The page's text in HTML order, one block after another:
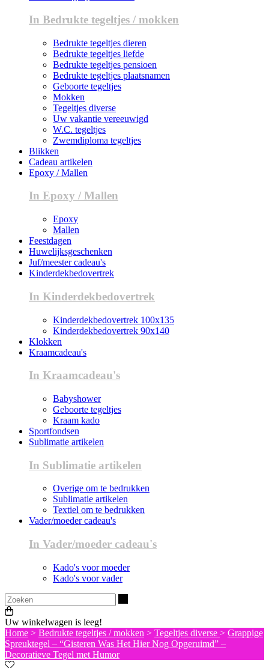
In Bedrukte tegeltjes / mokken
Bedrukte tegeltjes dieren
Bedrukte tegeltjes liefde
Bedrukte tegeltjes pensioen
Bedrukte tegeltjes plaatsnamen
Geboorte tegeltjes
Mokken
Tegeltjes diverse
Uw vakantie vereeuwigd
W.C. tegeltjes
Zwemdiploma tegeltjes
Blikken
Cadeau artikelen
Epoxy / Mallen
In Epoxy / Mallen
Epoxy
Mallen
Feestdagen
Huwelijksgeschenken
Juf/meester cadeau's
Kinderdekbedovertrek
In Kinderdekbedovertrek
Kinderdekbedovertrek 100x135
Kinderdekbedovertrek 90x140
Klokken
Kraamcadeau's
In Kraamcadeau's
Babyshower
Geboorte tegeltjes
Kraam kado
Sportfondsen
Sublimatie artikelen
In Sublimatie artikelen
Overige om te bedrukken
Sublimatie artikelen
Textiel om te bedrukken
Vader/moeder cadeau's
In Vader/moeder cadeau's
Kado's voor moeder
Kado's voor vader
Uw winkelwagen is leeg!
Home > Bedrukte tegeltjes / mokken > Tegeltjes diverse > Grappige
Spreuktegel – “Gisteren Was Het Hier Nog Opgeruimd” –
Decoratieve Tegel met Humor